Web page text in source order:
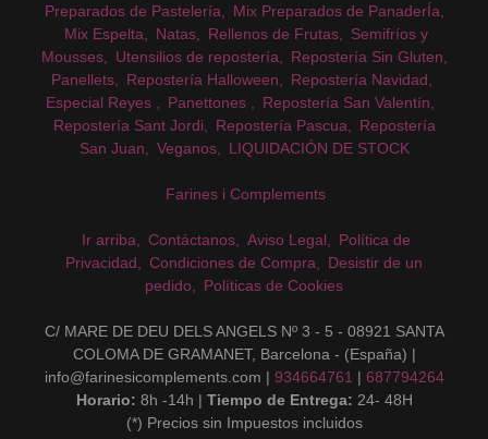
Preparados de Pastelería
Mix Preparados de PanaderÍa
Mix Espelta
Natas Rellenos de Frutas
Semifríos y
Mousses
Utensilios de repostería
Repostería Sin Gluten
Panellets
Repostería Halloween
Repostería Navidad
Especial Reyes
Panettones
Repostería San Valentín
Repostería Sant Jordi
Repostería Pascua
Repostería
San Juan
Veganos LIQUIDACIÓN DE STOCK
Farines i Complements
Ir arriba Contáctanos Aviso Legal
Política de
Privacidad
Condiciones de Compra
Desistir de un
pedido
Políticas de Cookies
C/ MARE DE DEU DELS ANGELS Nº 3 - 5 - 08921 SANTA
COLOMA DE GRAMANET, Barcelona - (España) |
info@farinesicomplements.com | 934664761 | 687794264
Horario: 8h -14h | Tiempo de Entrega: 24- 48H
(*) Precios sin Impuestos incluidos